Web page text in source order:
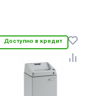
Доступно в кредит